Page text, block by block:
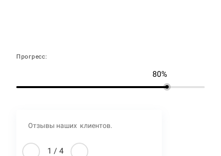
Прогресс:
80%
Отзывы наших клиентов.
1 / 4